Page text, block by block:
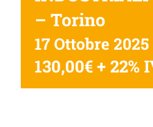
– Torino
17 Ottobre 2025
130,00€ + 22%